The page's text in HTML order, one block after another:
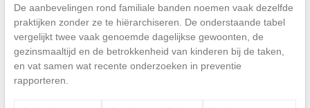
De aanbevelingen rond familiale banden noemen vaak dezelfde
praktijken zonder ze te hiërarchiseren. De onderstaande tabel
vergelijkt twee vaak genoemde dagelijkse gewoonten, de
gezinsmaaltijd en de betrokkenheid van kinderen bij de taken,
en vat samen wat recente onderzoeken in preventie
rapporteren.